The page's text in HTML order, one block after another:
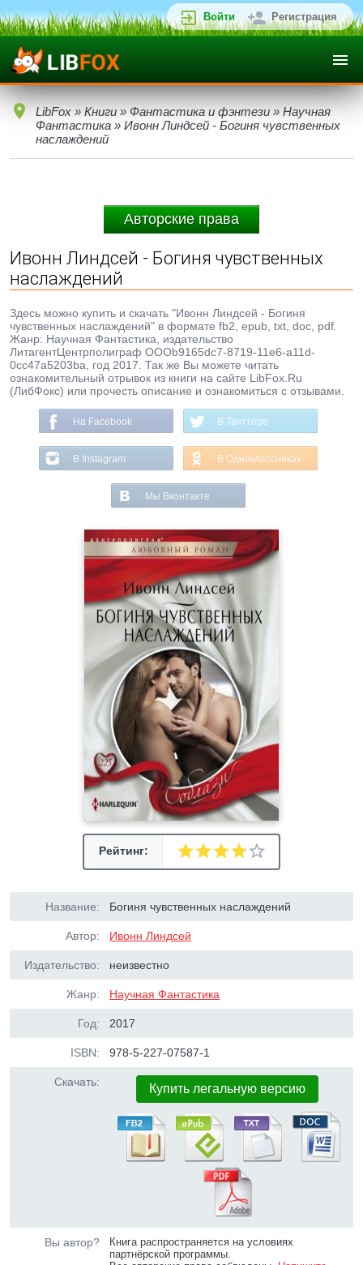
Войти Регистрация
LibFox » Книги » Фантастика и фэнтези » Научная
Фантастика » Ивонн Линдсей - Богиня чувственных
наслаждений
Авторские права
Ивонн Линдсей - Богиня чувственных
наслаждений
Здесь можно купить и скачать "Ивонн Линдсей - Богиня
чувственных наслаждений" в формате fb2, epub, txt, doc, pdf.
Жанр: Научная Фантастика, издательство
ЛитагентЦентрполиграф ОООb9165dc7-8719-11e6-a11d-
0cc47a5203ba, год 2017. Так же Вы можете читать
ознакомительный отрывок из книги на сайте LibFox.Ru
(ЛибФокс) или прочесть описание и ознакомиться с отзывами.
На Facebook В Твиттере
В Instagram В Одноклассниках
Мы Вконтакте
Рейтинг:
Название: Богиня чувственных наслаждений
Автор: Ивонн Линдсей
Издательство: неизвестно
Жанр: Научная Фантастика
Год: 2017
ISBN: 978-5-227-07587-1
Скачать: Купить легальную версию
Вы автор?
Книга распространяется на условиях
партнёрской программы.